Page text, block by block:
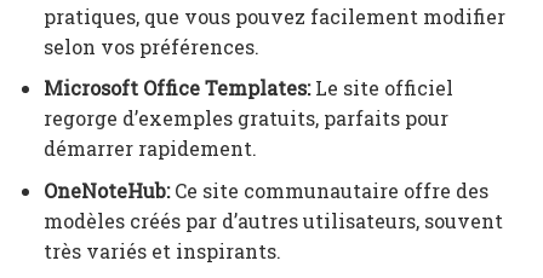
pratiques, que vous pouvez facilement modifier
selon vos préférences.
Microsoft Office Templates:Le site officiel
regorge d’exemples gratuits, parfaits pour
démarrer rapidement.
OneNoteHub:Ce site communautaire offre des
modèles créés par d’autres utilisateurs, souvent
très variés et inspirants.